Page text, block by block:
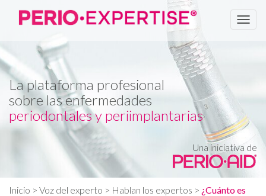
La plataforma profesional
sobre las enfermedades
periodontales y periimplantarias
Una iniciativa de
Inicio > Voz del experto > Hablan los expertos > ¿Cuánto es